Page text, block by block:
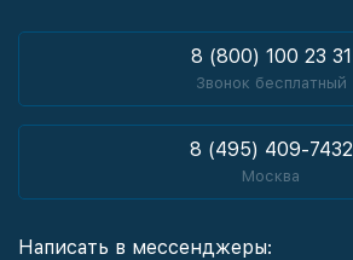
8 (800) 100 23 31
Звонок бесплатный
8 (495) 409-7432
Москва
Написать в мессенджеры: